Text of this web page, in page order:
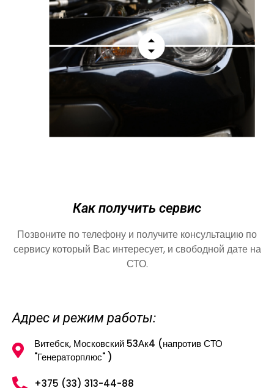
Как получить сервис
Позвоните по телефону и получите консультацию по
сервису который Вас интересует, и свободной дате на
СТО.
Адрес и режим работы:
Витебск, Московский 53Ак4 (напротив СТО
"Генераторплюс" )
+375 (33) 313-44-88